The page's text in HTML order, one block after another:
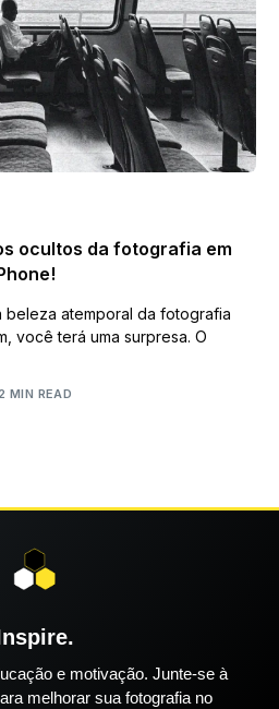
ocultos da fotografia em
beleza atemporal da fotografia
você terá uma surpresa. O
2 MIN READ
e motivação. Junte-se à
melhorar sua fotografia no